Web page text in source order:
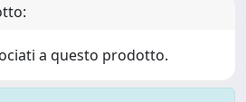
a questo prodotto.